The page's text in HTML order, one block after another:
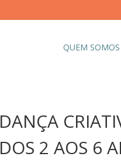
QUEM SOMOS
DANÇA
DOS 2 AOS 6